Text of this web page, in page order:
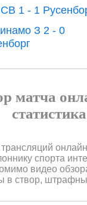
1 - 1
З 2 - 0
матча
статистика
спорта
видео
в створ,